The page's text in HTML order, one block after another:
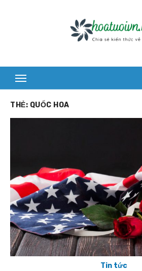
THẺ: QUỐC HOA
Tin tức